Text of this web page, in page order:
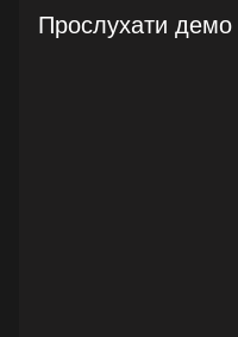
Прослухати демо